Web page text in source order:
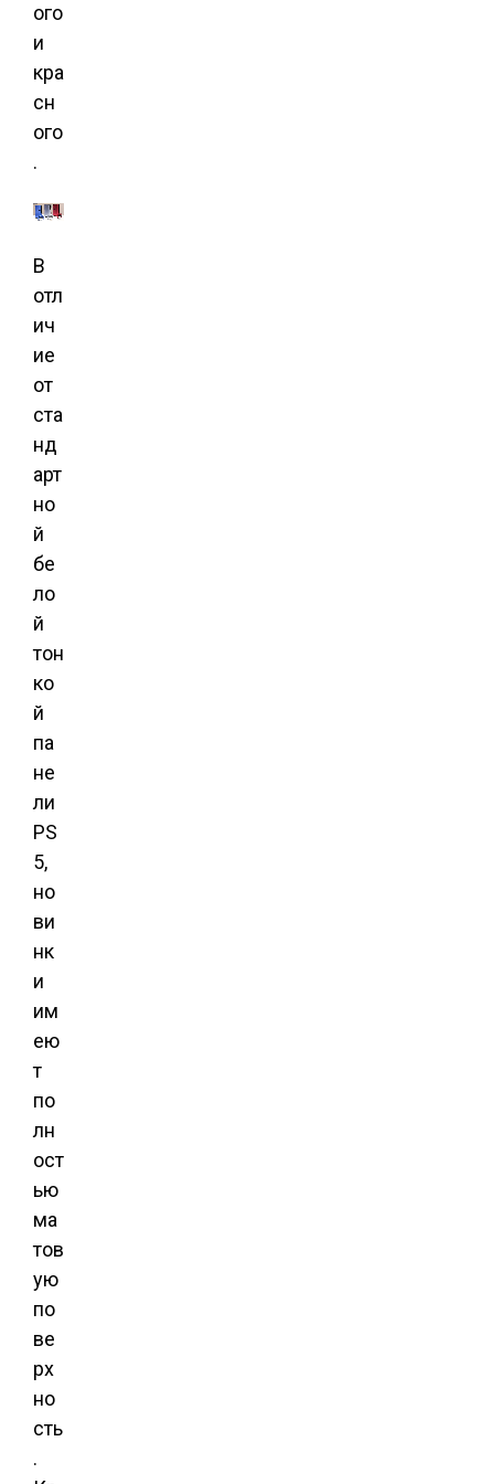
ого
и
кра
сн
ого
.
В
отл
ич
ие
от
ста
нд
арт
но
й
бе
ло
й
тон
ко
й
па
не
ли
PS
5,
но
ви
нк
и
им
ею
т
по
лн
ост
ью
ма
тов
ую
по
ве
рх
но
сть
.